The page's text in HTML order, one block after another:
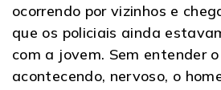
ocorrendo por vizinhos e
que os policiais ainda
com a jovem. Sem entender
acontecendo, nervoso, o